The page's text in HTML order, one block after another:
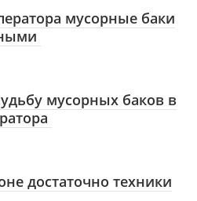
мусорные баки
мусорных баков в
достаточно техники